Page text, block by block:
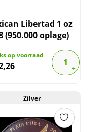
Libertad 1 oz
(950.000 oplage)
op voorraad
Zilver